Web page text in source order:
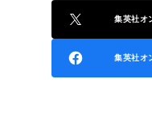
集英社オ
集英社オ